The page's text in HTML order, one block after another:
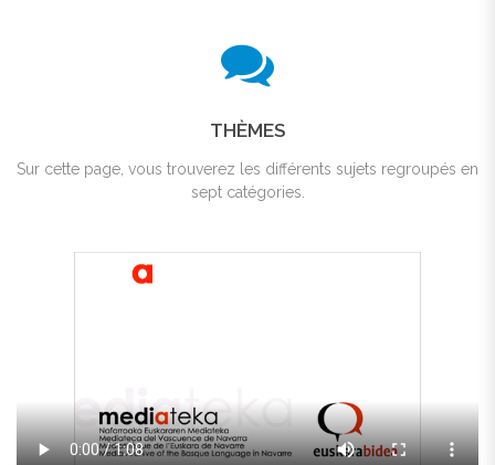
THÈMES
Sur cette page, vous trouverez les différents sujets regroupés en
sept catégories.